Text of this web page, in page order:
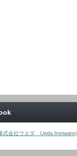
式会社ウエダ Ueda Ironware)